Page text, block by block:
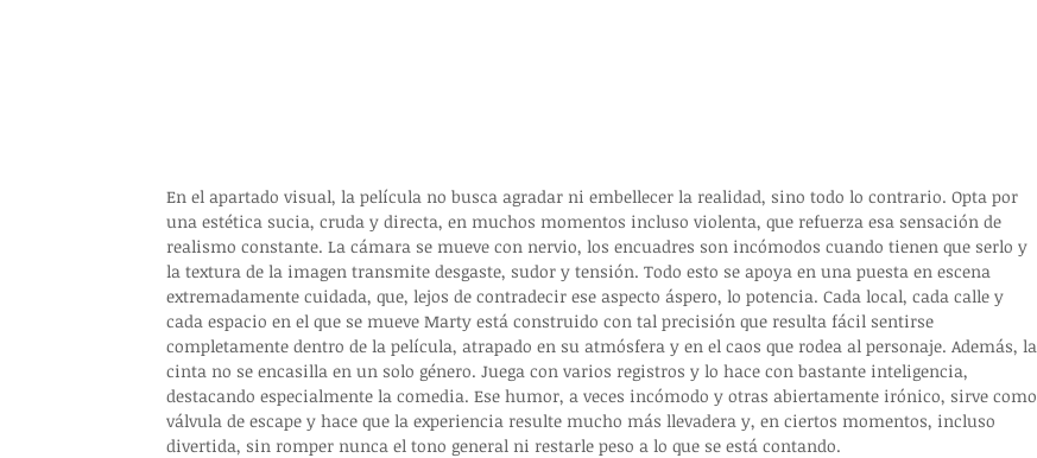
En el apartado visual, la película no busca agradar ni embellecer la realidad, sino todo lo contrario. Opta por
una estética sucia, cruda y directa, en muchos momentos incluso violenta, que refuerza esa sensación de
realismo constante. La cámara se mueve con nervio, los encuadres son incómodos cuando tienen que serlo y
la textura de la imagen transmite desgaste, sudor y tensión. Todo esto se apoya en una puesta en escena
extremadamente cuidada, que, lejos de contradecir ese aspecto áspero, lo potencia. Cada local, cada calle y
cada espacio en el que se mueve Marty está construido con tal precisión que resulta fácil sentirse
completamente dentro de la película, atrapado en su atmósfera y en el caos que rodea al personaje. Además, la
cinta no se encasilla en un solo género. Juega con varios registros y lo hace con bastante inteligencia,
destacando especialmente la comedia. Ese humor, a veces incómodo y otras abiertamente irónico, sirve como
válvula de escape y hace que la experiencia resulte mucho más llevadera y, en ciertos momentos, incluso
divertida, sin romper nunca el tono general ni restarle peso a lo que se está contando.